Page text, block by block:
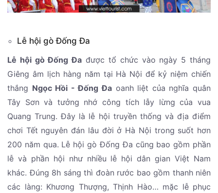
Lễ hội gò Đống Đa
Lễ hội gò Đống Đa được tổ chức vào ngày 5 tháng
Giêng âm lịch hàng năm tại Hà Nội để kỷ niệm chiến
thắng Ngọc Hồi - Đống Đa oanh liệt của nghĩa quân
Tây Sơn và tưởng nhớ công tích lẫy lừng của vua
Quang Trung. Đây là lễ hội truyền thống và địa điểm
chơi Tết nguyên đán lâu đời ở Hà Nội trong suốt hơn
200 năm qua. Lễ hội gò Đống Đa cũng bao gồm phần
lễ và phần hội như nhiều lễ hội dân gian Việt Nam
khác. Đúng 8h sáng thì đoàn rước bao gồm thanh niên
các làng: Khương Thượng, Thịnh Hào… mặc lễ phục